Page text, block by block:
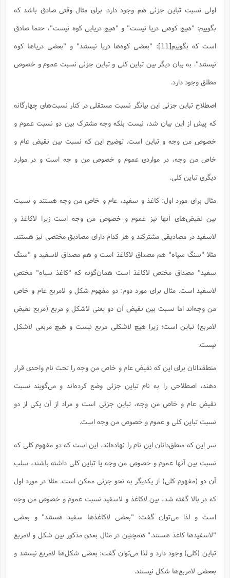
اولی نسبت تباین جزئی هم وجود دارد. برای مثال وقتی صادق باشد که
بگوییم: "هیچ کوهی دریا نیست" و "هیچ دریایی کوه نیست"، حتما صادق
است که بگوییم[11]
: "بعضی کوه‌ها دریا نیستند" و "بعضی دریاها کوه
نیستند". به بیان دیگر بین تباین کلی و تباین جزئی نسبت عموم و خصوص
مطلق وجود دارد.
اصطلاح تباین جزئی این بیانگر نسبت مستقلی در کنار نسبت‌های چهارگانه
که پیش از این بیان شد، نیست بلکه وجه مشترک بین دو نسبت عموم و
خصوص من وجه و تباین است. توضیح این که نسبت بین نقیض عام و
خاص من وجه، در مواردی عموم و خصوص من و جه است و در موارد
دیگری تباین کلی.
مثال برای مورد اول: کاغذ و سفید، عام و خاص من وجه هستند و نسبت
بین نقیض‌های آنها نیز عموم و خصوص من وجه است زیرا لاکاغذ و
لاسفید در مصادیقی مشترکند و هر کدام دارای مصادیق مختصی نیز هستند.
مثلا "سنگ سیاه" هم مصداق لاکاغذ است و هم مصداق لاسفید و "سنگ
سفید" مصداق مختص لاکاغذ است همان‌گونه که "کاغذ سیاه" مختص
لاسفید است. مثال برای مورد دوم: دو مفهوم شکل و لامربع عام و خاص
من وجه‌اند اما نسبت بین نقیض آن دو یعنی لاشکل و مربع (مربع نقیض
لامربع) تباین است؛ زیرا هیچ لاشکلی مربع نیست و هیچ مربعی لاشکل
نیست.
منطقدانان برای این که نقیض عام و خاص من وجه را تحت نام واحدی قرار
دهند، اصطلاحی را به نام تباین جزئی وضع کرده‌اند و می‌گویند نسبت
نقیض عام و خاص من وجه، تباین جزئی است و مراد از آن یکی از دو
نسبت تباین کلی و عموم و خصوص من وجه است.
سر این که منطق‌دانان این نام را نهاده‌اند، این است که دو مفهوم کلی که
نسبت بین آنها عموم و خصوص من وجه یا تباین کلی داشته باشند، سلب
آن دو (مفهوم کلی) از یکدیگر به نحو جزئی ممکن است. مثلا در مورد اول
که در بالا گفته شد، بین لاکاغذ و لاسفید نسبت عموم و خصوص من وجه
است و لذا می‌توان گفت: "بعضی لاکاغذها سفید هستند" و بعضی
"لاسفیدها کاغذ هستند." همچنین در مثال بعدی مذکور بین شکل و لامربع
تباین (کلی) وجود دارد و لذا می‌توان گفت: بعضی شکل‌ها لامربع نیستند و
بععضی لامربع‌ها شکل نیستند.